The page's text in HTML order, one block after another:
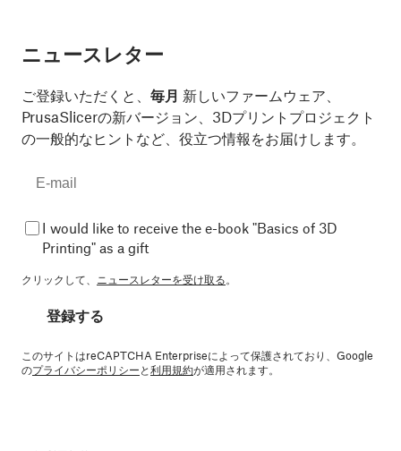
ニュースレター
ご登録いただくと、 毎月 新しいファームウェア、
PrusaSlicerの新バージョン、3Dプリントプロジェクト
の一般的なヒントなど、役立つ情報をお届けします。
I would like to receive the e-book "Basics of 3D
Printing" as a gift
クリックして、 ニュースレターを受け取る。
登録する
このサイトはreCAPTCHA Enterpriseによって保護されており、Google
のプライバシーポリシーと利用規約が適用されます。